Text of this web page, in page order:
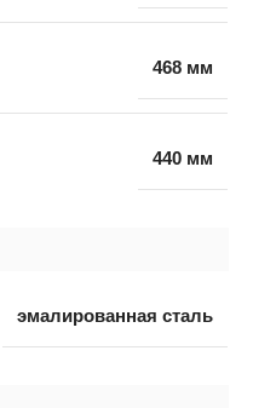
468 мм
440 мм
эмалированная сталь